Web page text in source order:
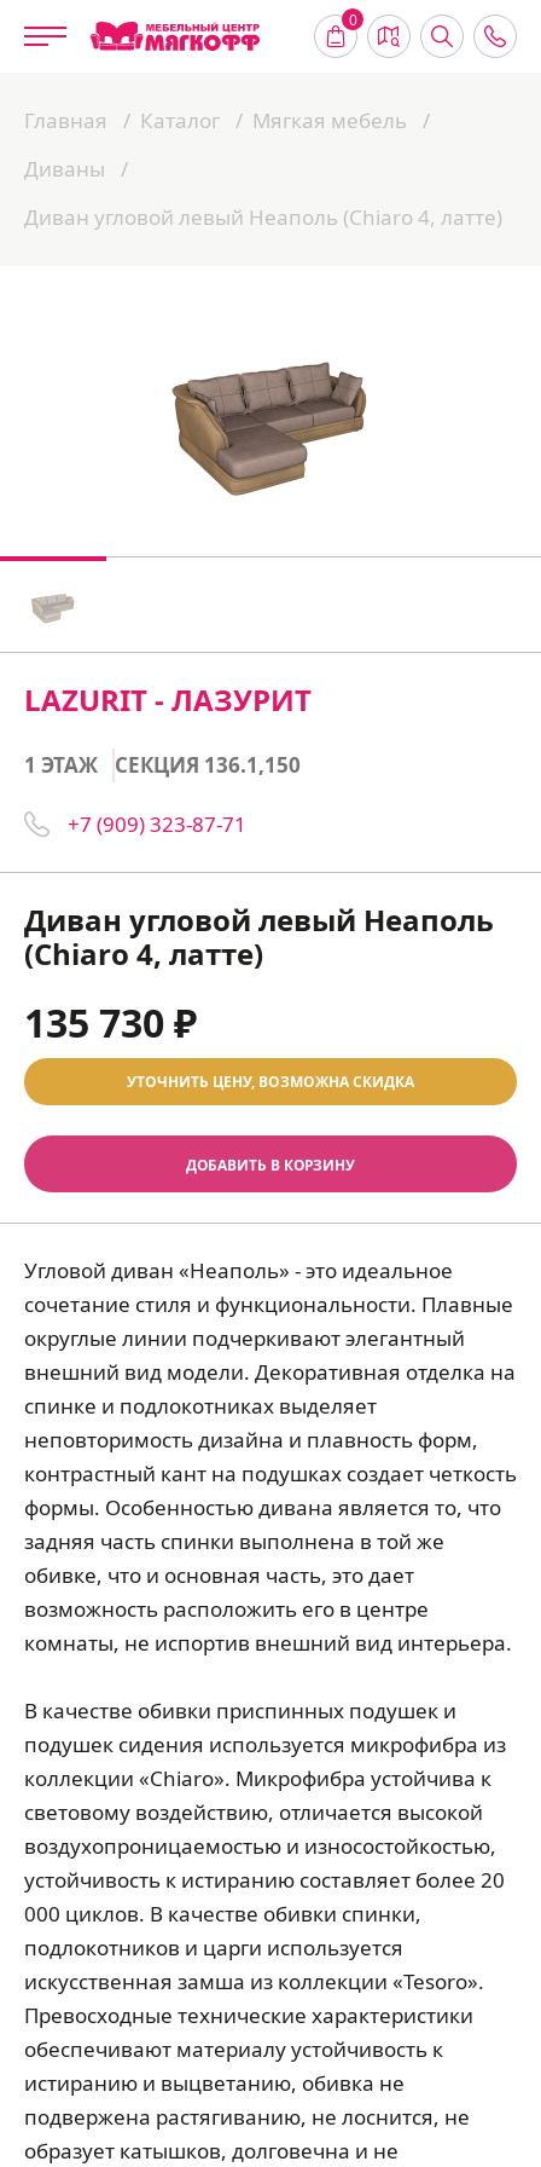
0
Главная Каталог
Мягкая мебель
Диваны
Диван угловой левый Неаполь (Chiaro 4, латте)
LAZURIT - ЛАЗУРИТ
1 ЭТАЖ СЕКЦИЯ 136.1,150
+7 (909) 323-87-71
Диван угловой левый Неаполь
(Chiaro 4, латте)
135 730 ₽
УТОЧНИТЬ ЦЕНУ, ВОЗМОЖНА СКИДКА
ДОБАВИТЬ В КОРЗИНУ
Угловой диван «Неаполь» - это идеальное
сочетание стиля и функциональности. Плавные
округлые линии подчеркивают элегантный
внешний вид модели. Декоративная отделка на
спинке и подлокотниках выделяет
неповторимость дизайна и плавность форм,
контрастный кант на подушках создает четкость
формы. Особенностью дивана является то, что
задняя часть спинки выполнена в той же
обивке, что и основная часть, это дает
возможность расположить его в центре
комнаты, не испортив внешний вид интерьера.
В качестве обивки приспинных подушек и
подушек сидения используется микрофибра из
коллекции «Chiaro». Микрофибра устойчива к
световому воздействию, отличается высокой
воздухопроницаемостью и износостойкостью,
устойчивость к истиранию составляет более 20
000 циклов. В качестве обивки спинки,
подлокотников и царги используется
искусственная замша из коллекции «Tesoro».
Превосходные технические характеристики
обеспечивают материалу устойчивость к
истиранию и выцветанию, обивка не
подвержена растягиванию, не лоснится, не
образует катышков, долговечна и не